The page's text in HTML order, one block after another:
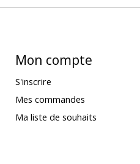
Mon compte
S'inscrire
Mes commandes
Ma liste de souhaits